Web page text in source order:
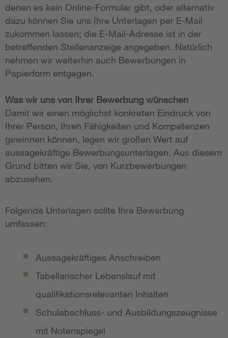
denen es kein Online-Formular gibt, oder alternativ
dazu können Sie uns Ihre Unterlagen per E-Mail
zukommen lassen; die E-Mail-Adresse ist in der
betreffenden Stellenanzeige angegeben. Natürlich
nehmen wir weiterhin auch Bewerbungen in
Papierform entgegen.
Was wir uns von Ihrer Bewerbung wünschen
Damit wir einen möglichst konkreten Eindruck von
Ihrer Person, Ihren Fähigkeiten und Kompetenzen
gewinnen können, legen wir großen Wert auf
aussagekräftige Bewerbungsunterlagen. Aus diesem
Grund bitten wir Sie, von Kurzbewerbungen
abzusehen.
Folgende Unterlagen sollte Ihre Bewerbung
umfassen:
Aussagekräftiges Anschreiben
Tabellarischer Lebenslauf mit
qualifikationsrelevanten Inhalten
Schulabschluss- und Ausbildungszeugnisse
mit Notenspiegel